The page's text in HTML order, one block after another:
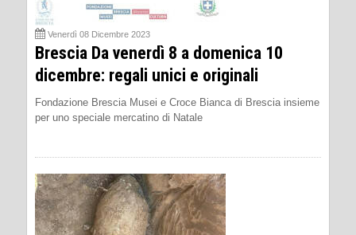
Venerdì 08 Dicembre 2023
Brescia Da venerdì 8 a domenica 10
dicembre: regali unici e originali
Fondazione Brescia Musei e Croce Bianca di Brescia insieme
per uno speciale mercatino di Natale